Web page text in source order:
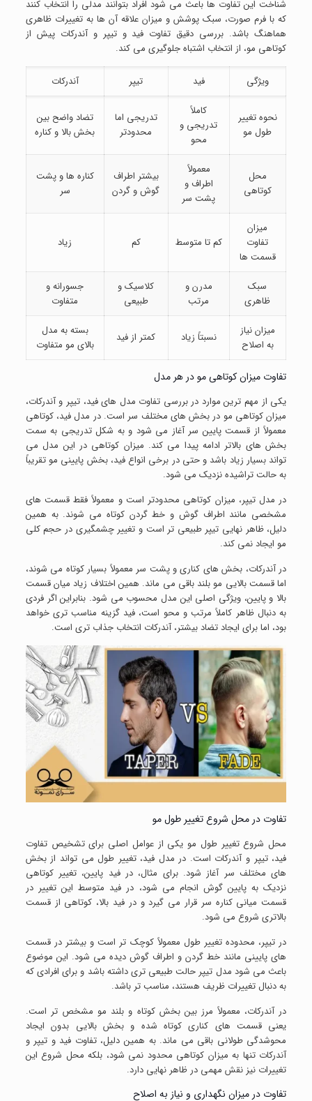
شناخت این تفاوت ها باعث می شود افراد بتوانند مدلی را انتخاب کنند
که با فرم صورت، سبک پوشش و میزان علاقه آن ها به تغییرات ظاهری
هماهنگ باشد. بررسی دقیق تفاوت فید و تیپر و آندرکات پیش از
کوتاهی مو، از انتخاب اشتباه جلوگیری می کند.
ویژگی فید تیپر آندرکات
نحوه تغییر
طول مو
کاملاً
تدریجی و
محو
تدریجی اما
محدودتر
تضاد واضح بین
بخش بالا و کناره
محل
کوتاهی
معمولاً
اطراف و
پشت سر
بیشتر اطراف
گوش و گردن
کناره ها و پشت
سر
میزان
تفاوت
قسمت ها
کم تا متوسط کم زیاد
سبک
ظاهری
مدرن و
مرتب
کلاسیک و
طبیعی
جسورانه و
متفاوت
میزان نیاز
به اصلاح
نسبتاً زیاد کمتر از فید
بسته به مدل
بالای مو متفاوت
تفاوت میزان کوتاهی مو در هر مدل
یکی از مهم ترین موارد در بررسی تفاوت مدل های فید، تیپر و آندرکات،
میزان کوتاهی مو در بخش های مختلف سر است. در مدل فید، کوتاهی
معمولاً از قسمت پایین سر آغاز می شود و به شکل تدریجی به سمت
بخش های بالاتر ادامه پیدا می کند. میزان کوتاهی در این مدل می
تواند بسیار زیاد باشد و حتی در برخی انواع فید، بخش پایینی مو تقریباً
به حالت تراشیده نزدیک می شود.
در مدل تیپر، میزان کوتاهی محدودتر است و معمولاً فقط قسمت های
مشخصی مانند اطراف گوش و خط گردن کوتاه می شوند. به همین
دلیل، ظاهر نهایی تیپر طبیعی تر است و تغییر چشمگیری در حجم کلی
مو ایجاد نمی کند.
در آندرکات، بخش های کناری و پشت سر معمولاً بسیار کوتاه می شوند،
اما قسمت بالایی مو بلند باقی می ماند. همین اختلاف زیاد میان قسمت
بالا و پایین، ویژگی اصلی این مدل محسوب می شود. بنابراین اگر فردی
به دنبال ظاهر کاملاً مرتب و محو است، فید گزینه مناسب تری خواهد
بود، اما برای ایجاد تضاد بیشتر، آندرکات انتخاب جذاب تری است.
تفاوت در محل شروع تغییر طول مو
محل شروع تغییر طول مو یکی از عوامل اصلی برای تشخیص تفاوت
فید، تیپر و آندرکات است. در مدل فید، تغییر طول می تواند از بخش
های مختلف سر آغاز شود. برای مثال، در فید پایین، تغییر کوتاهی
نزدیک به پایین گوش انجام می شود، در فید متوسط این تغییر در
قسمت میانی کناره سر قرار می گیرد و در فید بالا، کوتاهی از قسمت
بالاتری شروع می شود.
در تیپر، محدوده تغییر طول معمولاً کوچک تر است و بیشتر در قسمت
های پایینی مانند خط گردن و اطراف گوش دیده می شود. این موضوع
باعث می شود مدل تیپر حالت طبیعی تری داشته باشد و برای افرادی که
به دنبال تغییرات ظریف هستند، مناسب تر باشد.
در آندرکات، معمولاً مرز بین بخش کوتاه و بلند مو مشخص تر است.
یعنی قسمت های کناری کوتاه شده و بخش بالایی بدون ایجاد
محوشدگی طولانی باقی می ماند. به همین دلیل، تفاوت فید و تیپر و
آندرکات تنها به میزان کوتاهی محدود نمی شود، بلکه محل شروع این
تغییرات نیز نقش مهمی در ظاهر نهایی دارد.
تفاوت در میزان نگهداری و نیاز به اصلاح